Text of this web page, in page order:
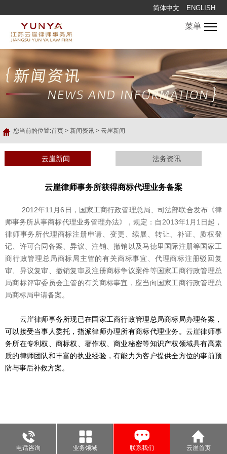
简体中文 ENGLISH
菜单
您当前的位置:首页 > 新闻资讯 > 云崖新闻
云崖新闻 法务资讯
云崖律师事务所获得商标代理业务备案
2012年11月6日，国家工商行政管理总局、司法部联合发布《律
师事务所从事商标代理业务管理办法》，规定：自2013年1月1日起，
律师事务所代理商标注册申请、变更、续展、转让、补证、质权登
记、许可合同备案、异议、注销、撤销以及马德里国际注册等国家工
商行政管理总局商标局主管的有关商标事宜、代理商标注册驳回复
审、异议复审、撤销复审及注册商标争议案件等国家工商行政管理总
局商标评审委员会主管的有关商标事宜，应当向国家工商行政管理总
局商标局申请备案。
云崖律师事务所现已在国家工商行政管理总局商标局办理备案，
可以接受当事人委托，指派律师办理所有商标代理业务。云崖律师事
务所在专利权、商标权、著作权、商业秘密等知识产权领域具有高素
质的律师团队和丰富的执业经验，有能力为客户提供全方位的事前预
防与事后补救方案。
电话咨询 业务领域 联系我们 云崖首页